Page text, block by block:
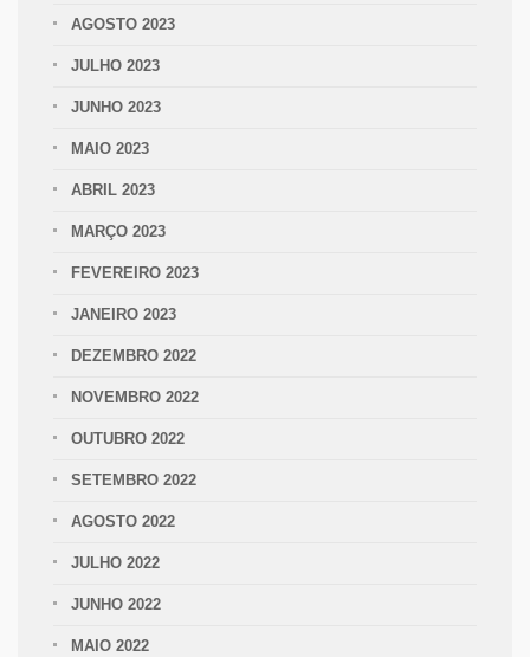
AGOSTO 2023
JULHO 2023
JUNHO 2023
MAIO 2023
ABRIL 2023
MARÇO 2023
FEVEREIRO 2023
JANEIRO 2023
DEZEMBRO 2022
NOVEMBRO 2022
OUTUBRO 2022
SETEMBRO 2022
AGOSTO 2022
JULHO 2022
JUNHO 2022
MAIO 2022